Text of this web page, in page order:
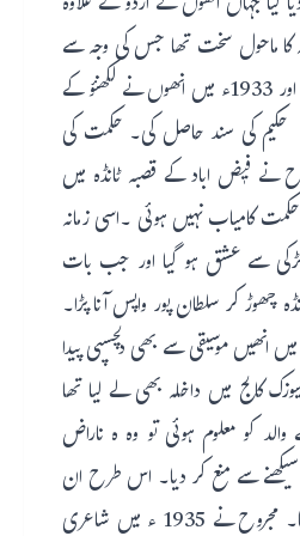
کا ماحول سخت تھا جس کی وجہ سے
مجروح کو مدرسہ چھوڑنا پڑا اور 1933ء میں انھوں نے لکھنؤ کے
حکیم کی سند حاصل کی۔ حکمت کی
نے فیٖض اباد کے قصبہ ٹانڈہ میں
کامیاب نہیں ہوئی ۔اسی زمانہ
سے عشق ہو گیا اور جب بات
چھوڑ کر سلطان پور واپس آنا پڑا۔
انھیں موسیقی سے بھی دلچسپی پیدا
کالج میں داخلہ بھی لے لیا تھا
کو معلوم ہوئی تو وہ ہ ناراض
سے منع کر دیا۔ اس طرح ان
کا یہ شوق پورا نہیں ہو سکا۔ مجروح نے 1935 ء میں شاعری